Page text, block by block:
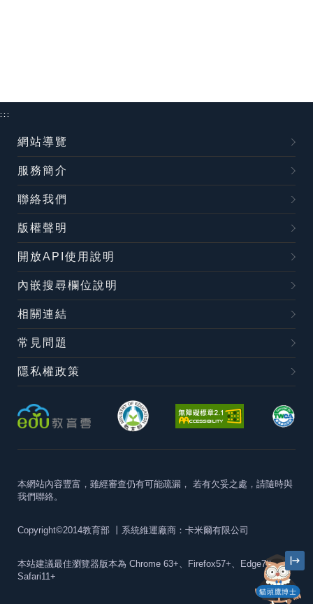
貓頭鷹博士
:::
網站導覽
服務簡介
聯絡我們
版權聲明
開放API使用說明
內嵌搜尋欄位說明
相關連結
常見問題
隱私權政策
本網站內容豐富，雖經審查仍有可能疏漏， 若有欠妥之處，請隨時與
我們聯絡。
Copyright©2014教育部 丨系統維運廠商：卡米爾有限公司
本站建議最佳瀏覽器版本為 Chrome 63+、Firefox57+、Edge79+及
Safari11+